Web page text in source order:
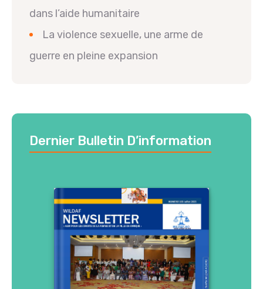
dans l’aide humanitaire
La violence sexuelle, une arme de
guerre en pleine expansion
Dernier Bulletin D’information